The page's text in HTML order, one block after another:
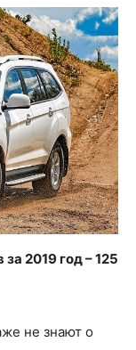
2019 год – 125
не знают о